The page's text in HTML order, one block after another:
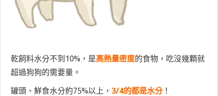
乾飼料水分不到10%，是高熱量密度的食物，吃沒幾顆就
超過狗狗的需要量。
罐頭、鮮食水分約75%以上， 3/4的都是水分！